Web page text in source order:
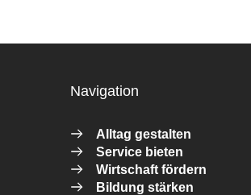
Navigation
Alltag gestalten
Service bieten
Wirtschaft fördern
Bildung stärken